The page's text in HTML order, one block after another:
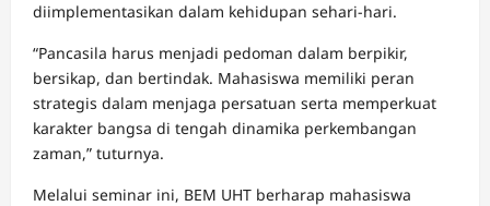
diimplementasikan dalam kehidupan sehari-hari.
“Pancasila harus menjadi pedoman dalam berpikir,
bersikap, dan bertindak. Mahasiswa memiliki peran
strategis dalam menjaga persatuan serta memperkuat
karakter bangsa di tengah dinamika perkembangan
zaman,” tuturnya.
Melalui seminar ini, BEM UHT berharap mahasiswa